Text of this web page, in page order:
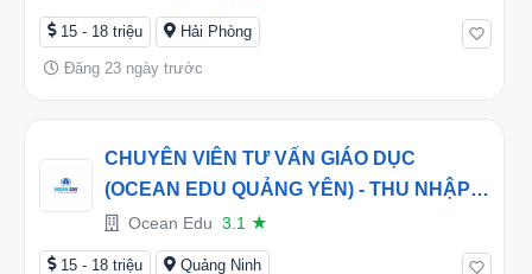
15 - 18 triệu Hải Phòng
Đăng 23 ngày trước
CHUYÊN VIÊN TƯ VẤN GIÁO DỤC
(OCEAN EDU QUẢNG YÊN) - THU NHẬP
HẤP DẪN TỪ 16 TRIỆU/THÁNG
Ocean Edu 3.1 ★
15 - 18 triệu Quảng Ninh